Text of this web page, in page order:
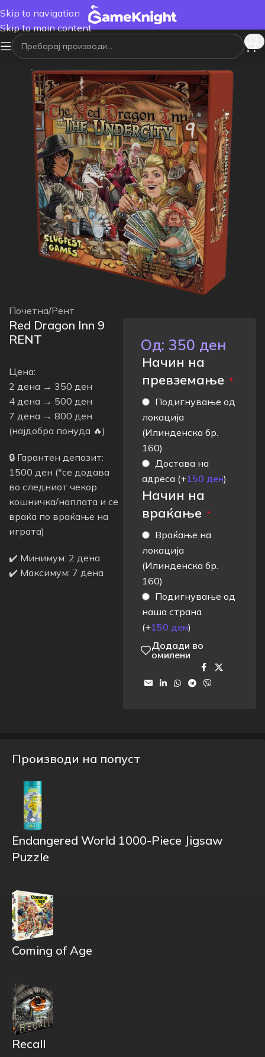
Skip to navigation
Skip to main content
Почетна/Рент
Red Dragon Inn 9
RENT
Цена:
2 дена → 350 ден
4 дена → 500 ден
7 дена → 800 ден
(најдобра понуда 🔥)
🔒 Гарантен депозит:
1500 ден (*се додава
во следниот чекор
кошничка/наплата и се
враќа по враќање на
играта)
✔️ Минимум: 2 дена
✔️ Максимум: 7 дена
Од: 350 ден
Начин на
превземање *
Подигнување од
локација
(Илинденска бр.
160)
Достава на
адреса (+150 ден)
Начин на
враќање *
Враќање на
локација
(Илинденска бр.
160)
Подигнување од
наша страна
(+150 ден)
Додади во
омилени
Производи на попуст
Endangered World 1000-Piece Jigsaw
Puzzle
Coming of Age
Recall